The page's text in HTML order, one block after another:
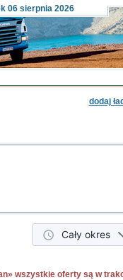
06 sierpnia 2026
dodaj
Cały okres
wszystkie oferty są w